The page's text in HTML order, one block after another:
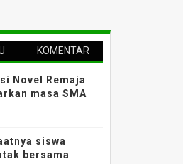
KOMENTAR
Novel Remaja
masa SMA
siswa
bersama